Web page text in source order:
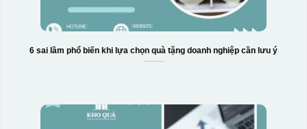
6 sai lầm phổ biến khi lựa chọn quà tặng doanh nghiệp cần lưu ý